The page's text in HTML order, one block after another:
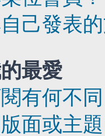
己發表
最愛
有何不
面或主